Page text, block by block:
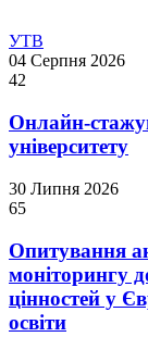
УТВ
04 Серпня 2026
42
Онлайн-
університету
30 Липня 2026
65
Опитування
моніторингу
цінностей у
освіти